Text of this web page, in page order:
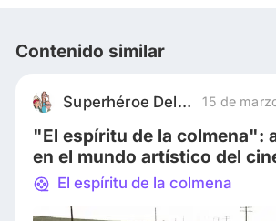
Contenido similar
Superhéroe Del Celuloide 15 de
"El espíritu de la colmena":
en el mundo artístico del
español a través de la
El espíritu de la colmena